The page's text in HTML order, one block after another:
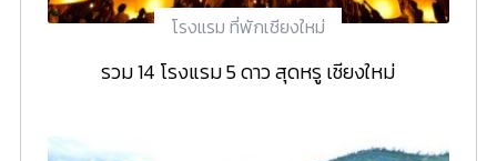
โรงแรม ที่พักเชียงใหม่
รวม 14 โรงแรม 5 ดาว สุดหรู เชียงใหม่